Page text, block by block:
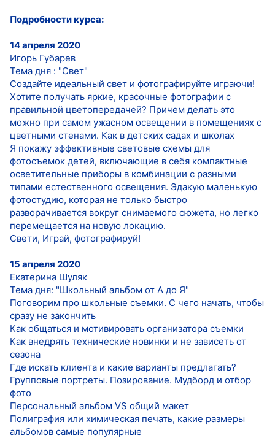
Подробности курса:
14 апреля 2020
Игорь Губарев
Тема дня : "Свет"
Создайте идеальный свет и фотографируйте играючи!
Хотите получать яркие, красочные фотографии с
правильной цветопередачей? Причем делать это
можно при самом ужасном освещении в помещениях с
цветными стенами. Как в детских садах и школах
Я покажу эффективные световые схемы для
фотосъемок детей, включающие в себя компактные
осветительные приборы в комбинации с разными
типами естественного освещения. Эдакую маленькую
фотостудию, которая не только быстро
разворачивается вокруг снимаемого сюжета, но легко
перемещается на новую локацию.
Свети, Играй, фотографируй!
15 апреля 2020
Екатерина Шуляк
Тема дня: "Школьный альбом от А до Я"
Поговорим про школьные съемки. С чего начать, чтобы
сразу не закончить
Как общаться и мотивировать организатора съемки
Как внедрять технические новинки и не зависеть от
сезона
Где искать клиента и какие варианты предлагать?
Групповые портреты. Позирование. Мудборд и отбор
фото
Персональный альбом VS общий макет
Полиграфия или химическая печать, какие размеры
альбомов самые популярные